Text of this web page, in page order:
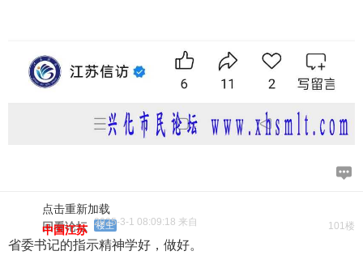
点击重新加载
101楼
回看论坛 楼主
2025-3-1 08:09:18 来自
中国江苏
省委书记的指示精神学好，做好。